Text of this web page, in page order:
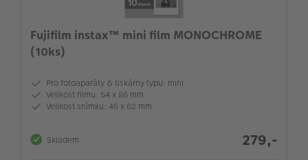
Fujifilm instax™ mini film MONOCHROME
(10ks)
Pro fotoaparáty & tiskárny typu: mini
Velikost filmu: 54 x 86 mm
Velikost snímku: 46 x 62 mm
Skladem 279,-